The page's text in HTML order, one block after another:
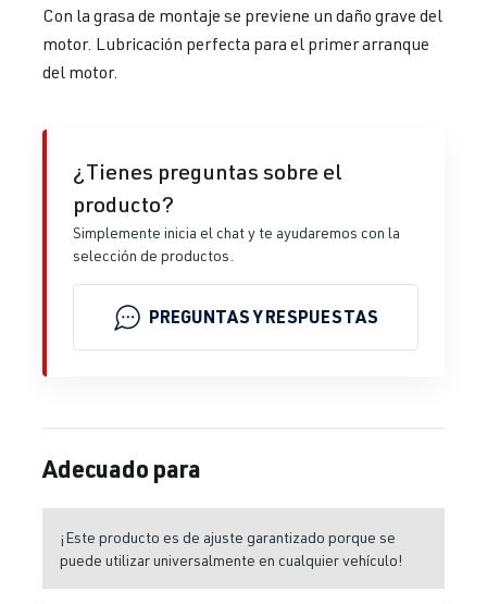
Con la grasa de montaje se previene un daño grave del
motor. Lubricación perfecta para el primer arranque
del motor.
¿Tienes preguntas sobre el
producto?
Simplemente inicia el chat y te ayudaremos con la
selección de productos.
PREGUNTAS Y RESPUESTAS
Adecuado para
¡Este producto es de ajuste garantizado porque se
puede utilizar universalmente en cualquier vehículo!